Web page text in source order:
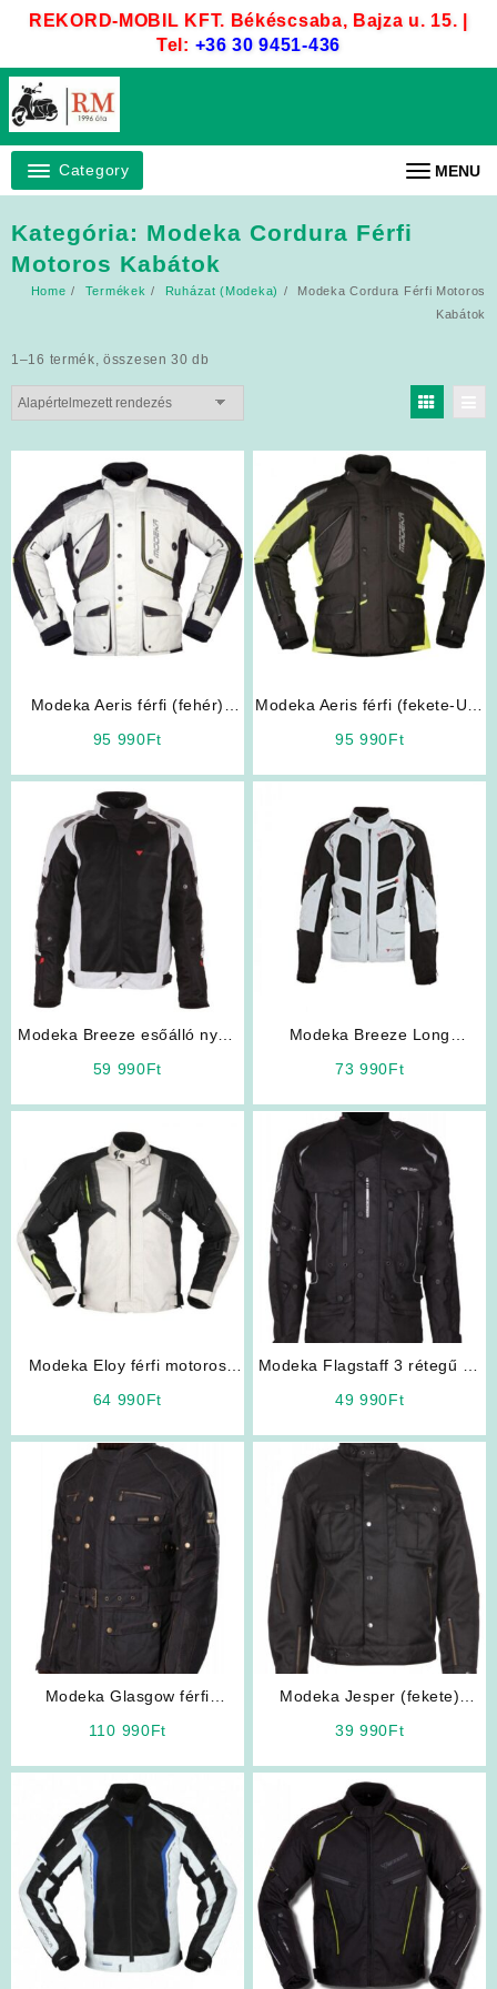
REKORD-MOBIL KFT. Békéscsaba, Bajza u. 15. |
Tel: +36 30 9451-436
Category MENU
Kategória: Modeka Cordura Férfi
Motoros Kabátok
Home Termékek Ruházat (Modeka)
Modeka Cordura Férfi Motoros
Kabátok
1–16 termék, összesen 30 db
Modeka Aeris férfi (fehér)
95 990Ft
Modeka Aeris férfi (fekete-UV)
95 990Ft
Modeka Breeze esőálló nyári
59 990Ft
Modeka Breeze Long
73 990Ft
Modeka Eloy férfi motoros
64 990Ft
Modeka Flagstaff 3 rétegű 12
49 990Ft
Modeka Glasgow férfi
110 990Ft
Modeka Jesper (fekete)
39 990Ft